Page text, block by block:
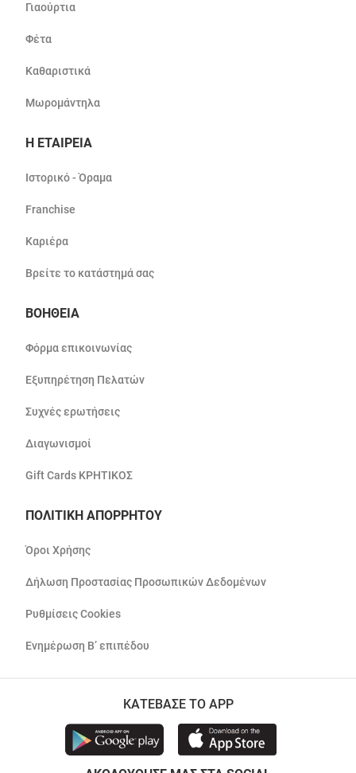
Γιαούρτια
Φέτα
Καθαριστικά
Μωρομάντηλα
Η ΕΤΑΙΡΕΙΑ
Ιστορικό - Όραμα
Franchise
Καριέρα
Βρείτε το κατάστημά σας
ΒΟΗΘΕΙΑ
Φόρμα επικοινωνίας
Εξυπηρέτηση Πελατών
Συχνές ερωτήσεις
Διαγωνισμοί
Gift Cards ΚΡΗΤΙΚΟΣ
ΠΟΛΙΤΙΚΗ ΑΠΟΡΡΗΤΟΥ
Όροι Χρήσης
Δήλωση Προστασίας Προσωπικών Δεδομένων
Ρυθμίσεις Cookies
Ενημέρωση Β’ επιπέδου
ΚΑΤΕΒΑΣΕ ΤΟ APP